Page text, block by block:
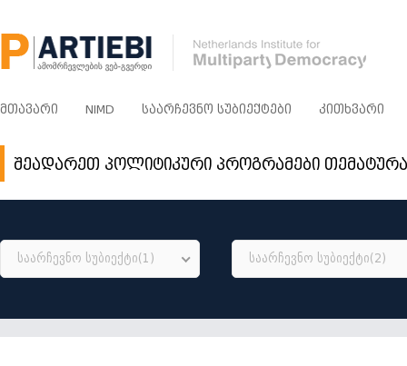
ᲛᲗᲐᲕᲐᲠᲘ NIMD ᲡᲐᲐᲠᲩᲔᲕᲜᲝ ᲡᲣᲑᲘᲔᲥᲢᲔᲑᲘ ᲙᲘᲗᲮᲕᲐᲠᲘ
შეადარეთ პოლიტიკური პროგრამები
საარჩევნო სუბიექტი(1) საარჩევნო სუბიექტი(2)